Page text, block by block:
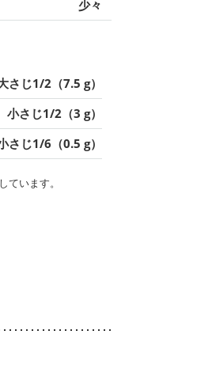
少々
さじ1/2（7.5 g）
小さじ1/2（3 g）
さじ1/6（0.5 g）
います。